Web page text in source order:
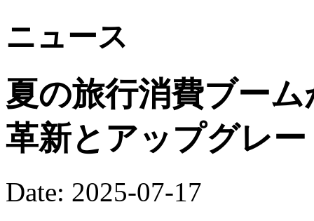
ニュース
夏の旅行消費ブー
革新とアップグレー
Date: 2025-07-17